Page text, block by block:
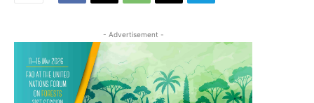
- Advertisement -